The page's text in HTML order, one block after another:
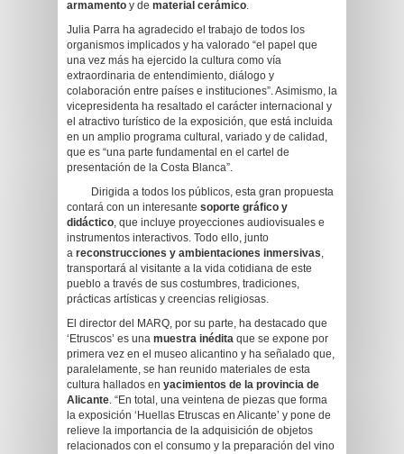
armamento y de material cerámico.
Julia Parra ha agradecido el trabajo de todos los
organismos implicados y ha valorado “el papel que
una vez más ha ejercido la cultura como vía
extraordinaria de entendimiento, diálogo y
colaboración entre países e instituciones”. Asimismo, la
vicepresidenta ha resaltado el carácter internacional y
el atractivo turístico de la exposición, que está incluida
en un amplio programa cultural, variado y de calidad,
que es “una parte fundamental en el cartel de
presentación de la Costa Blanca”.
Dirigida a todos los públicos, esta gran propuesta
contará con un interesante soporte gráfico y
didáctico, que incluye proyecciones audiovisuales e
instrumentos interactivos. Todo ello, junto
a reconstrucciones y ambientaciones inmersivas,
transportará al visitante a la vida cotidiana de este
pueblo a través de sus costumbres, tradiciones,
prácticas artísticas y creencias religiosas.
El director del MARQ, por su parte, ha destacado que
‘Etruscos’ es una muestra inédita que se expone por
primera vez en el museo alicantino y ha señalado que,
paralelamente, se han reunido materiales de esta
cultura hallados en yacimientos de la provincia de
Alicante. “En total, una veintena de piezas que forma
la exposición ‘Huellas Etruscas en Alicante’ y pone de
relieve la importancia de la adquisición de objetos
relacionados con el consumo y la preparación del vino